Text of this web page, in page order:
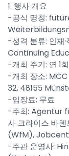
1. 행사 개요
-공식 명칭:
-성격 분류: 인재
Continuing
-개최 주기: 연 1
-개최 장소:
32, 48155
-입장료: 무료
-주최: Agentur
사 크라이스 바
(WfM),
-주관 운영사: